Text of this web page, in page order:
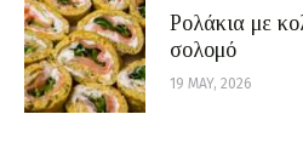
Ρολάκια με
σολομό
19 MAY, 2026